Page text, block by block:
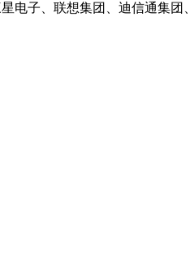
电子、联想集团、迪信通集团